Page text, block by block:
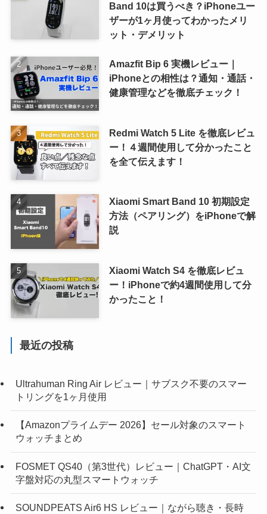
Band 10は買うべき？iPhoneユー
ザーが1ヶ月使ってわかったメリ
ット・デメリット
Amazfit Bip 6 実機レビュー｜
iPhoneとの相性は？通知・通話・
健康管理などを徹底チェック！
Redmi Watch 5 Lite を徹底レビュ
ー！４週間使用して分かったこと
を全て伝えます！
Xiaomi Smart Band 10 初期設定
方法（ペアリング）をiPhoneで解
説
Xiaomi Watch S4 を徹底レビュ
ー！iPhoneで約4週間使用して分
かったこと！
最近の投稿
Ultrahuman Ring Air レビュー｜サブスク不要のスマー
トリングを1ヶ月使用
【Amazonプライムデー 2026】セール対象のスマート
ウォッチまとめ
FOSMET QS40（第3世代）レビュー｜ChatGPT・AI文
字盤対応の丸型スマートウォッチ
SOUNDPEATS Air6 HS レビュー｜ながら聴き・長時